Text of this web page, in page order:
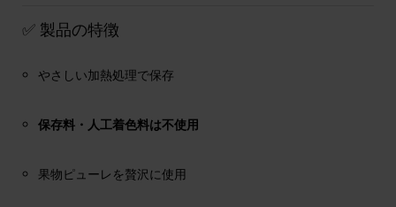
✅ 製品の特徴
やさしい加熱処理で保存
保存料・人工着色料は不使用
果物ピューレを贅沢に使用